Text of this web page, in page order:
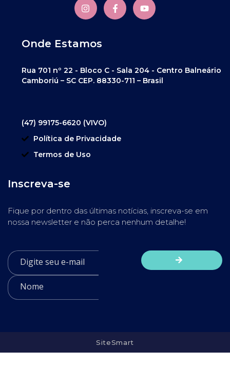
Onde Estamos
Rua 701 nº 22 - Bloco C - Sala 204 - Centro Balneário
Camboriú – SC CEP. 88330-711 – Brasil
(47) 99175-6620 (VIVO)
Política de Privacidade
Termos de Uso
Inscreva-se
Fique por dentro das últimas notícias, inscreva-se em
nossa newsletter e não perca nenhum detalhe!
SiteSmart